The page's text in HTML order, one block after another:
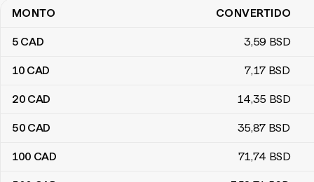
Tabla de conversión de dólares canadienses a dólares bahameños
MONTO CONVERTIDO
5 CAD 3,59 BSD
10 CAD 7,17 BSD
20 CAD 14,35 BSD
50 CAD 35,87 BSD
100 CAD 71,74 BSD